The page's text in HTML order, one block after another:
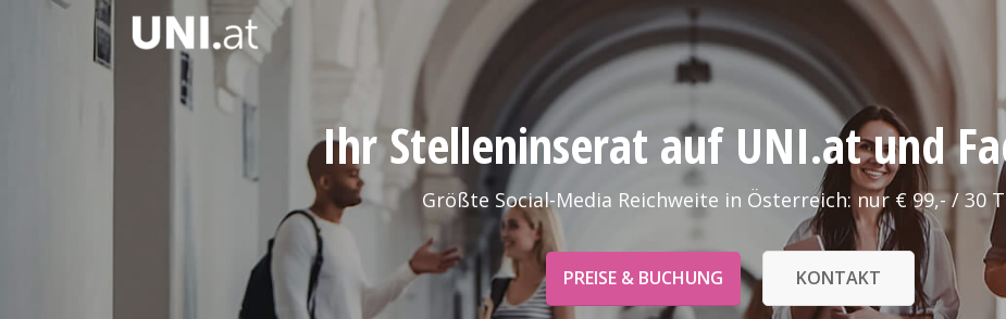
Ihr Stelleninserat auf UNI.at und
Größte Social-Media Reichweite in Österreich: nur € 99,- / 30
PREISE & BUCHUNG KONTAKT